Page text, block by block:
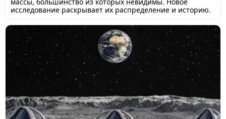
массы, большинство из которых невидимы. Новое
исследование раскрывает их распределение и историю.